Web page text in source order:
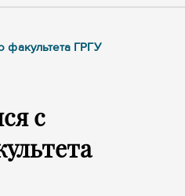
факультета ГРГУ
с